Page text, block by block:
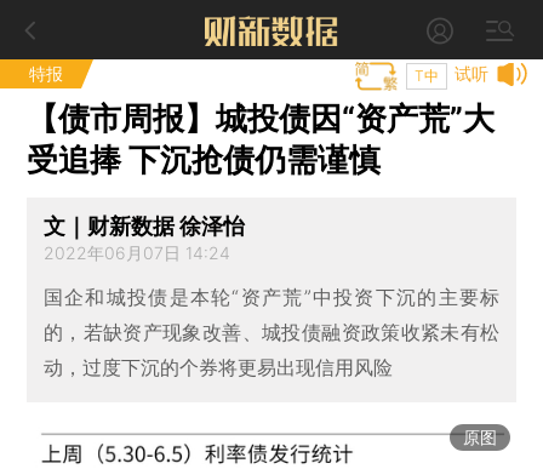
特报 试听
T中
【债市周报】城投债因“资产荒”大
受追捧 下沉抢债仍需谨慎
文｜财新数据 徐泽怡
2022年06月07日 14:24
国企和城投债是本轮“资产荒”中投资下沉的主要标
的，若缺资产现象改善、城投债融资政策收紧未有松
动，过度下沉的个券将更易出现信用风险
原图